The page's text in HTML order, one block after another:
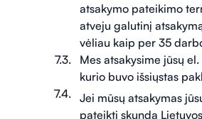
atsakymo pateikimo
atveju galutinį
vėliau kaip per 35
Mes atsakysime jūsų
kurio buvo išsiųstas
Jei mūsų atsakymas
pateikti skundą